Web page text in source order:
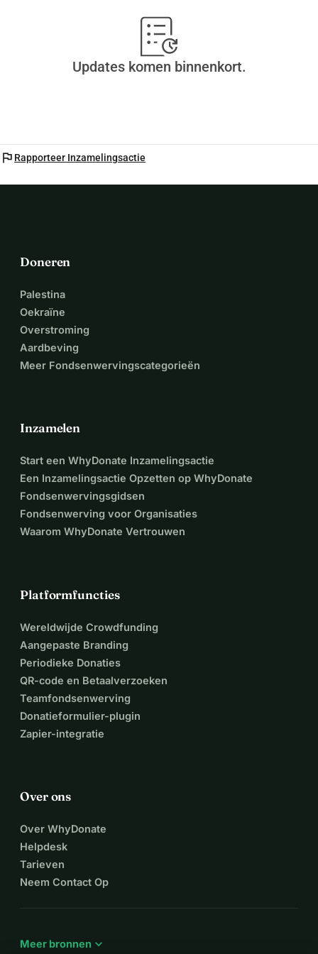
Updates komen binnenkort.
flag Rapporteer Inzamelingsactie
Doneren
Palestina
Oekraïne
Overstroming
Aardbeving
Meer Fondsenwervingscategorieën
Inzamelen
Start een WhyDonate Inzamelingsactie
Een Inzamelingsactie Opzetten op WhyDonate
Fondsenwervingsgidsen
Fondsenwerving voor Organisaties
Waarom WhyDonate Vertrouwen
Platformfuncties
Wereldwijde Crowdfunding
Aangepaste Branding
Periodieke Donaties
QR-code en Betaalverzoeken
Teamfondsenwerving
Donatieformulier-plugin
Zapier-integratie
Over ons
Over WhyDonate
Helpdesk
Tarieven
Neem Contact Op
Meer bronnen expand_more